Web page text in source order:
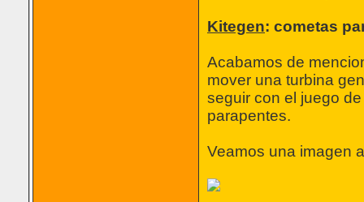
Kitegen: cometas
Acabamos de
mover una turbina
seguir con el juego
parapentes.
Veamos una imagen